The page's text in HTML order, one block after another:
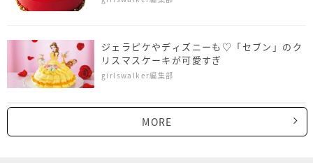
ジェラピケやディズニーも♡「セブン」のク
リスマスケーキが可愛すぎ
girlswalker編集部
MORE